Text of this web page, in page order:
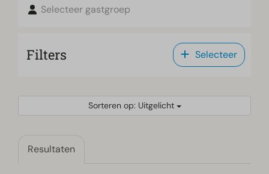
Selecteer gastgroep
Filters Selecteer
Sorteren op: Uitgelicht
Resultaten